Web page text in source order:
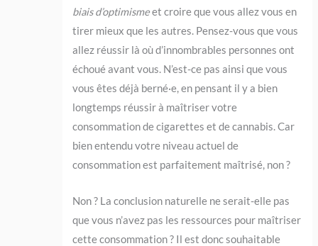
biais d’optimismeet croire que vous allez vous en
tirer mieux que les autres. Pensez-vous que vous
allez réussir là où d’innombrables personnes ont
échoué avant vous. N’est-ce pas ainsi que vous
vous êtes déjà berné·e, en pensant il y a bien
longtemps réussir à maîtriser votre
consommation de cigarettes et de cannabis. Car
bien entendu votre niveau actuel de
consommation est parfaitement maîtrisé, non ?
Non ? La conclusion naturelle ne serait-elle pas
que vous n’avez pas les ressources pour maîtriser
cette consommation ? Il est donc souhaitable